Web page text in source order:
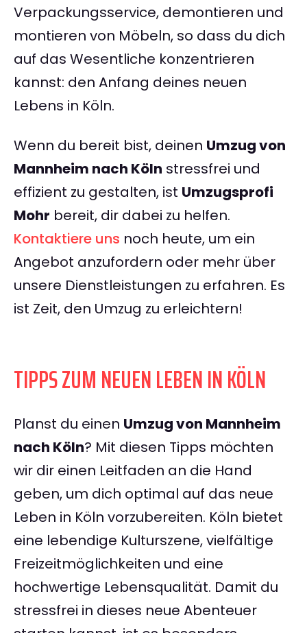
Verpackungsservice, demontieren und
montieren von Möbeln, so dass du dich
auf das Wesentliche konzentrieren
kannst: den Anfang deines neuen
Lebens in Köln.
Wenn du bereit bist, deinen Umzug von
Mannheim nach Köln stressfrei und
effizient zu gestalten, ist Umzugsprofi
Mohr bereit, dir dabei zu helfen.
Kontaktiere uns noch heute, um ein
Angebot anzufordern oder mehr über
unsere Dienstleistungen zu erfahren. Es
ist Zeit, den Umzug zu erleichtern!
TIPPS ZUM NEUEN LEBEN IN KÖLN
Planst du einen Umzug von Mannheim
nach Köln? Mit diesen Tipps möchten
wir dir einen Leitfaden an die Hand
geben, um dich optimal auf das neue
Leben in Köln vorzubereiten. Köln bietet
eine lebendige Kulturszene, vielfältige
Freizeitmöglichkeiten und eine
hochwertige Lebensqualität. Damit du
stressfrei in dieses neue Abenteuer